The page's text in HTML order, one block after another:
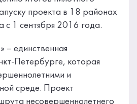
проекта в 18 районах
с 1 сентября 2016 года.
единственная
Петербурге, которая
и
среде. Проект
несовершеннолетнего